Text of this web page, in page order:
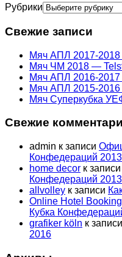
Рубрики
Свежие записи
Мяч АПЛ 2017-2018
Мяч ЧМ 2018 —
Мяч АПЛ 2016-2017
Мяч АПЛ 2015-2016
Мяч Суперкубка
Свежие
admin к записи
Конфедераций
home decor к записи
Конфедераций
allvolley к записи
Online Hotel Booking
Кубка
grafiker köln к записи
2016